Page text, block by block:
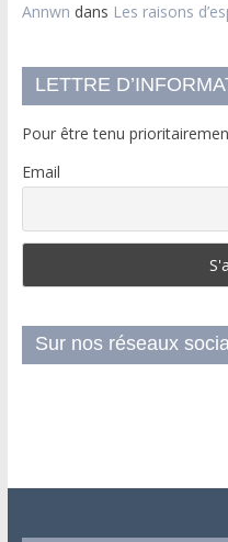
Annwn dans Les raisons
LETTRE
Pour être tenu
Email
Sur nos réseaux